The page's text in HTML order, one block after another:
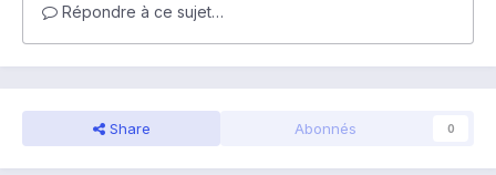
Répondre à ce sujet…
Share Abonnés 0